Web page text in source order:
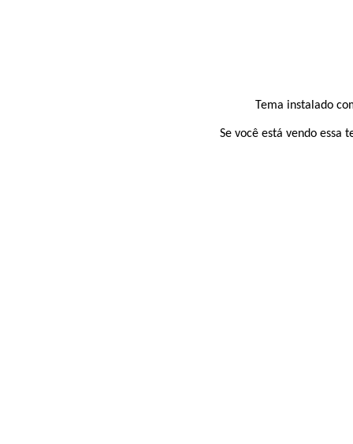
Tema instalado
Se você está vendo essa